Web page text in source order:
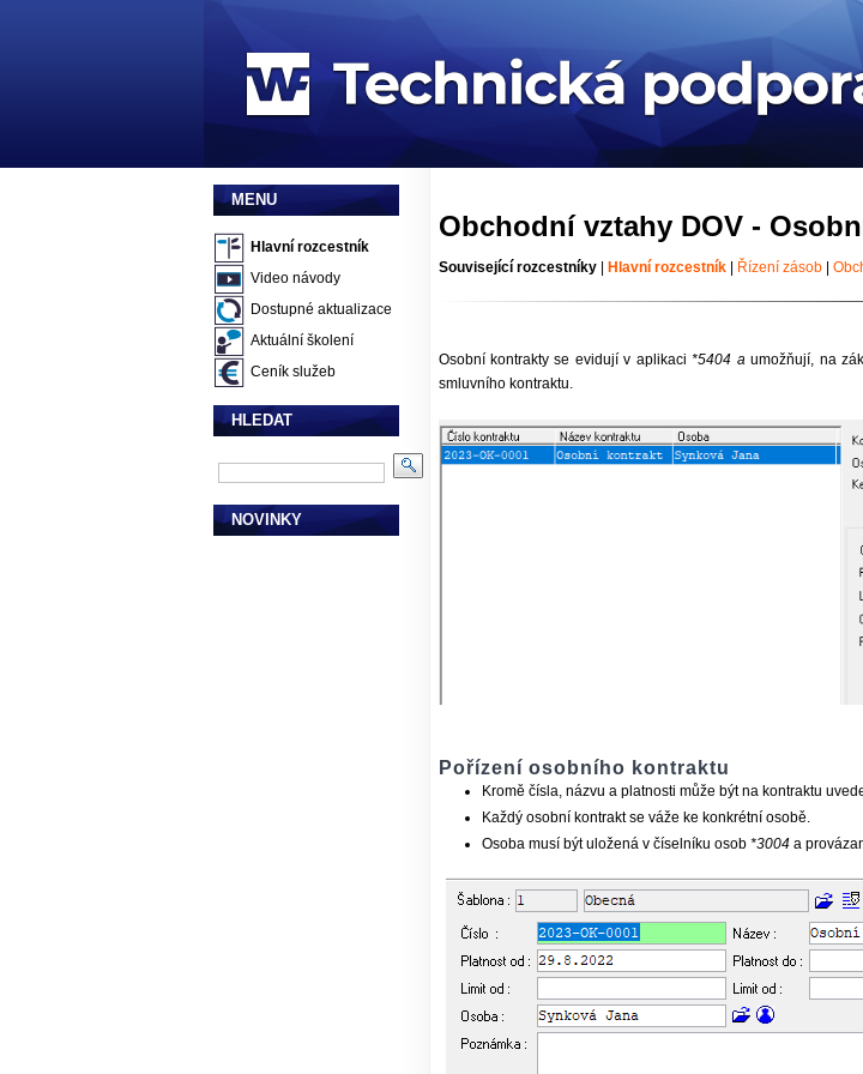
MENU
Hlavní rozcestník
Video návody
Dostupné aktualizace
Aktuální školení
Ceník služeb
HLEDAT
NOVINKY
Obchodní vztahy DOV -
Související rozcestníky| Hlavní rozcestník Řízení zásob|
Osobní kontrakty se evidují v aplikaci*5404 aumožňují, na
smluvního kontraktu.
Pořízení osobního kontraktu
Kromě čísla, názvu a platnosti může být na kontraktu
Každý osobní kontrakt se váže ke konkrétní osobě.
Osoba musí být uložená v číselníku osob *3004 a